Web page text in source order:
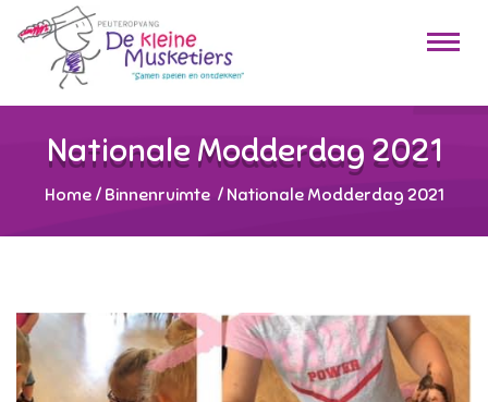
Nationale Modderdag 2021
Home / Binnenruimte /Nationale Modderdag 2021